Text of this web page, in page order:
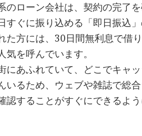
のローン会社は、契約の完了
すぐに振り込める「即日振込
た方には、30日間無利息で借
を呼んでいます。
にあふれていて、どこでキャ
いるため、ウェブや雑誌で総
認することがすぐにできるよ